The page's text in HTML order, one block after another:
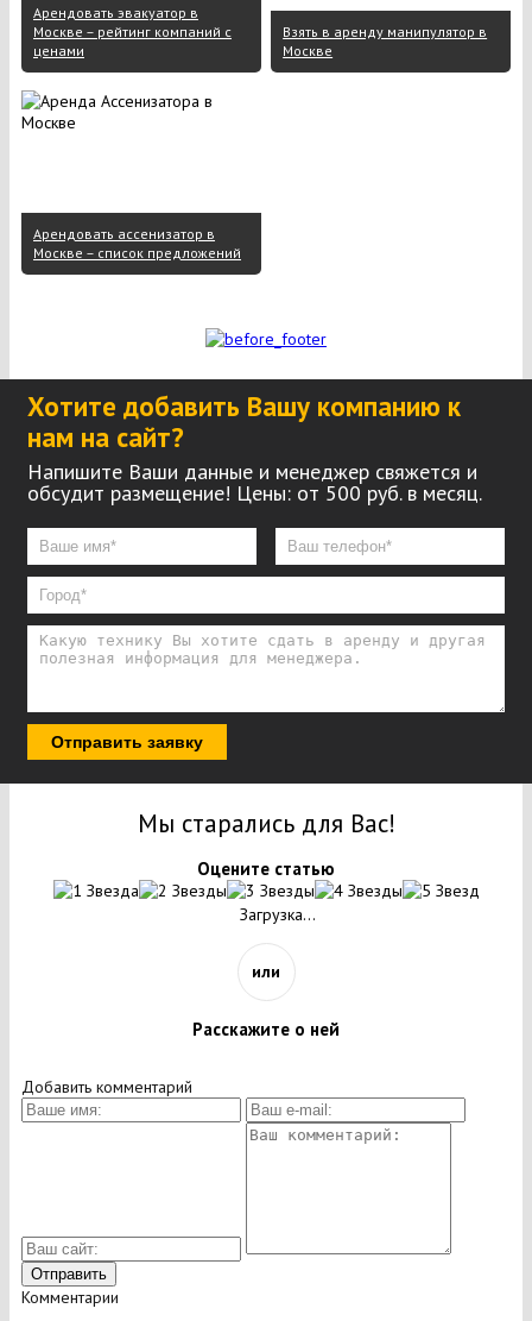
Арендовать эвакуатор в
Москве – рейтинг компаний с
ценами
Взять в аренду манипулятор в
Москве
Арендовать ассенизатор в
Москве – список предложений
Хотите добавить Вашу компанию к
нам на сайт?
Напишите Ваши данные и менеджер свяжется и
обсудит размещение! Цены: от 500 руб. в месяц.
Отправить заявку
Мы старались для Вас!
Оцените статью
Загрузка...
или
Расскажите о ней
Добавить комментарий
Комментарии